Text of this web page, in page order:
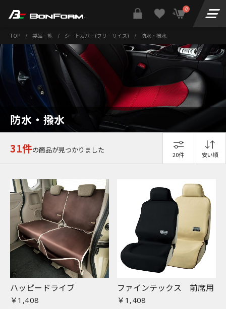
0
TOP / 製品一覧 / シートカバー(フリーサイズ) / 防水・撥水
防水・撥水
31件の商品が見つかりました
20件 安い順
ハッピードライブ
￥1,408
ファインテックス 前席用
￥1,408